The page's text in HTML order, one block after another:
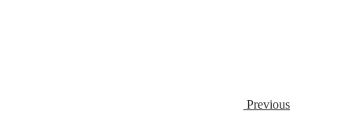
Previous